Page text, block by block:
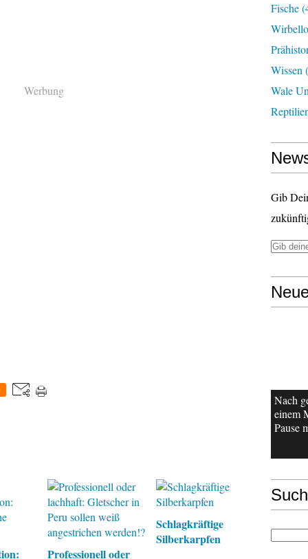
Werbung
Professionell oder
Schlagkräftige
Silberkarpfen
Fische
Wissen
Wale
Gib
Nach
einem
Pause